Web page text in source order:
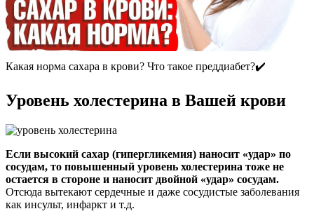
Какая норма сахара в крови? Что такое преддиабет?✔️
Уровень холестерина в Вашей крови
Если высокий сахар (гипергликемия) наносит «удар» по
сосудам, то повышенный уровень холестерина тоже не
остается в стороне и наносит двойной «удар» сосудам.
Отсюда вытекают сердечные и даже сосудистые заболевания
как инсульт, инфаркт и т.д.